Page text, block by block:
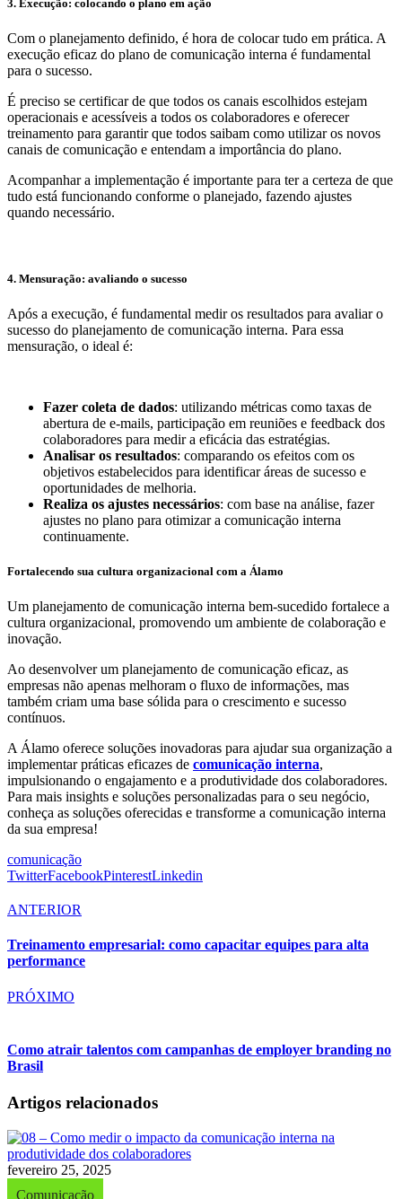
3. Execução: colocando o plano em ação
Com o planejamento definido, é hora de colocar tudo em prática. A
execução eficaz do plano de comunicação interna é fundamental
para o sucesso.
É preciso se certificar de que todos os canais escolhidos estejam
operacionais e acessíveis a todos os colaboradores e oferecer
treinamento para garantir que todos saibam como utilizar os novos
canais de comunicação e entendam a importância do plano.
Acompanhar a implementação é importante para ter a certeza de que
tudo está funcionando conforme o planejado, fazendo ajustes
quando necessário.
4. Mensuração: avaliando o sucesso
Após a execução, é fundamental medir os resultados para avaliar o
sucesso do planejamento de comunicação interna. Para essa
mensuração, o ideal é:
Fazer coleta de dados: utilizando métricas como taxas de
abertura de e-mails, participação em reuniões e feedback dos
colaboradores para medir a eficácia das estratégias.
Analisar os resultados: comparando os efeitos com os
objetivos estabelecidos para identificar áreas de sucesso e
oportunidades de melhoria.
Realiza os ajustes necessários: com base na análise, fazer
ajustes no plano para otimizar a comunicação interna
continuamente.
Fortalecendo sua cultura organizacional com a Álamo
Um planejamento de comunicação interna bem-sucedido fortalece a
cultura organizacional, promovendo um ambiente de colaboração e
inovação.
Ao desenvolver um planejamento de comunicação eficaz, as
empresas não apenas melhoram o fluxo de informações, mas
também criam uma base sólida para o crescimento e sucesso
contínuos.
A Álamo oferece soluções inovadoras para ajudar sua organização a
implementar práticas eficazes de comunicação interna,
impulsionando o engajamento e a produtividade dos colaboradores.
Para mais insights e soluções personalizadas para o seu negócio,
conheça as soluções oferecidas e transforme a comunicação interna
da sua empresa!
comunicação
TwitterFacebookPinterestLinkedin
ANTERIOR
Treinamento empresarial: como capacitar equipes para alta
performance
PRÓXIMO
Como atrair talentos com campanhas de employer branding no
Brasil
Artigos relacionados
fevereiro 25, 2025
Comunicação